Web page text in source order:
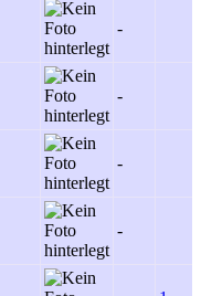
-
-
-
-